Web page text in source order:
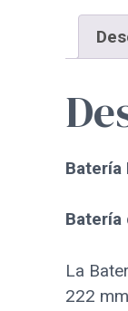
Batería
Batería
La
222